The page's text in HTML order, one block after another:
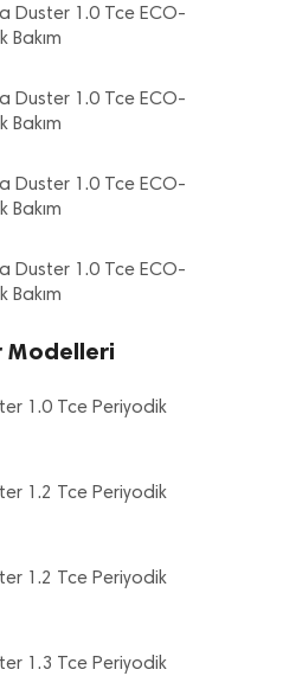
Duster 1.0 Tce ECO-
Bakım
Duster 1.0 Tce ECO-
Bakım
Duster 1.0 Tce ECO-
Bakım
Duster 1.0 Tce ECO-
Bakım
Modelleri
1.0 Tce Periyodik
1.2 Tce Periyodik
1.2 Tce Periyodik
1.3 Tce Periyodik